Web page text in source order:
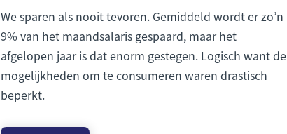
We sparen als nooit tevoren. Gemiddeld wordt er zo’n
9% van het maandsalaris gespaard, maar het
afgelopen jaar is dat enorm gestegen. Logisch want de
mogelijkheden om te consumeren waren drastisch
beperkt.